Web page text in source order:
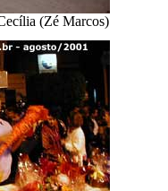
(Zé Marcos)